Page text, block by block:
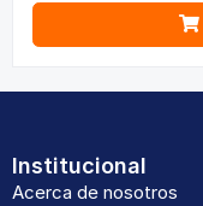
Institucional
Acerca de nosotros